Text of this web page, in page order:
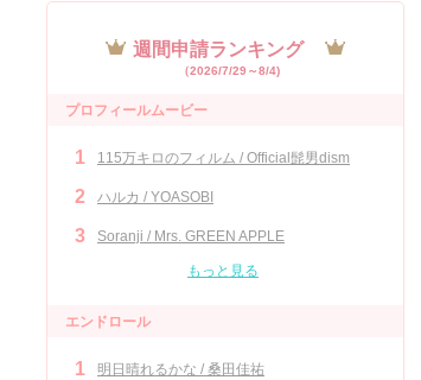
週間申請ランキング
（2026/7/29～8/4)
プロフィールムービー
1 115万キロのフィルム / Official髭男dism
2 ハルカ / YOASOBI
3 Soranji / Mrs. GREEN APPLE
もっと見る
エンドロール
1 明日晴れるかな / 桑田佳祐